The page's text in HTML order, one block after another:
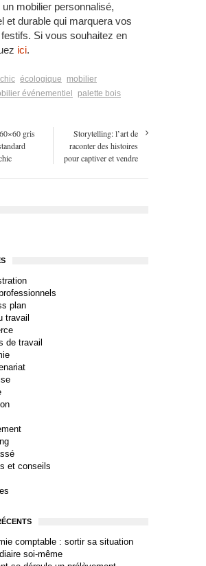
mobilier personnalisé,
et durable qui marquera vos
Si vous souhaitez en
ici.
écologique
mobilier
événementiel palette bois
gris
Storytelling: l’art de
raconter des histoires
pour captiver et vendre
plan
travail
de travail
et conseils
comptable : sortir sa situation
soi-même